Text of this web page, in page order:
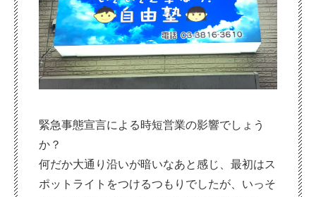
緊急事態宣言による時短営業の影響でしょう
か？
何だか大通り沿いが暗いなあと感じ、最初はス
ポットライトをつけるつもりでしたが、いっそ